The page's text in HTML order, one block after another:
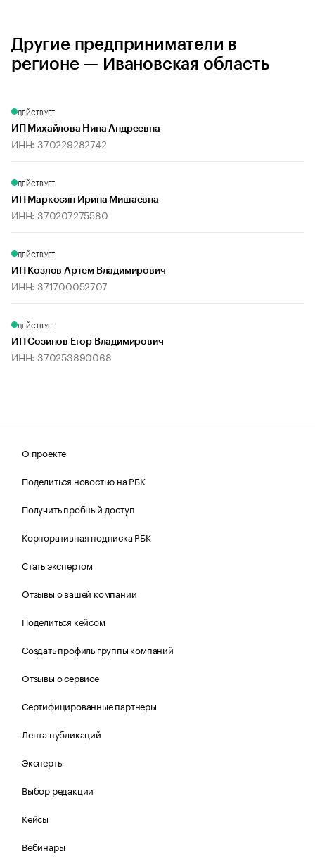
Другие предприниматели в
регионе — Ивановская область
ДЕЙСТВУЕТ
ИП Михайлова Нина Андреевна
ИНН: 370229282742
ДЕЙСТВУЕТ
ИП Маркосян Ирина Мишаевна
ИНН: 370207275580
ДЕЙСТВУЕТ
ИП Козлов Артем Владимирович
ИНН: 371700052707
ДЕЙСТВУЕТ
ИП Созинов Егор Владимирович
ИНН: 370253890068
О проекте
Поделиться новостью на РБК
Получить пробный доступ
Корпоративная подписка РБК
Стать экспертом
Отзывы о вашей компании
Поделиться кейсом
Создать профиль группы компаний
Отзывы о сервисе
Сертифицированные партнеры
Лента публикаций
Эксперты
Выбор редакции
Кейсы
Вебинары